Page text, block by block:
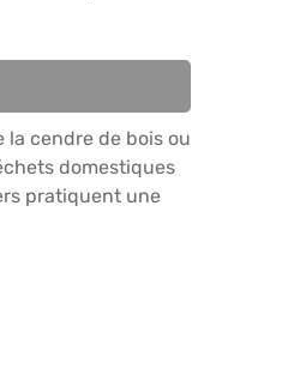
cendre de bois ou
domestiques
pratiquent une